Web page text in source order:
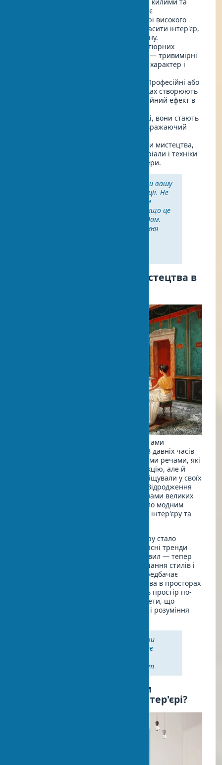
гобелени, створені вручну, також є
текстильними елементами в декорі високого
рівня. Вони можуть чудово прикрасити інтер'єр,
повністю виправдовуючи свою ціну.
: Від мініатюрних
статуеток до об'ємних арт-об'єктів — тривимірні
художні форми додають простору характер і
: Професійні або
особисті фотографії в гарних рамках створюють
не тільки естетичний, але й емоційний ефект в
: Об'ємні або плоскі, вони стають
яскравим акцентом і створюють вражаючий
: Сучасні форми мистецтва,
які можуть об'єднувати різні матеріали і техніки
для створення унікальної атмосфери.
"Мистецтво має відображати вашу
особистість і викликати емоції. Не
бійтеся вибирати те, що вам
дійсно подобається, навіть якщо це
не відповідає останнім трендам.
Ваш будинок — це відображення
Історія використання мистецтва в
Традиція прикрашати житла предметами
мистецтва має багатовікову історію. З давніх часів
люди прагнули оточувати себе гарними речами, які
не тільки виконували практичну функцію, але й
радували око. Античні римляни розміщували у своїх
будинках мозаїки та фрески, в епоху Відродження
багаті будинки прикрашалися полотнами великих
майстрів, а в вікторіанську епоху стало модним
колекціонувати антикварні предмети інтер'єру та
Сьогодні мистецтво в дизайні інтер'єру стало
доступнішим і різноманітнішим. Сучасні тренди
арт-декору відходять від суворих правил — тепер
цінується індивідуальний підхід, змішання стилів і
епох. Арт-лофт стиль, наприклад, передбачає
розміщення сучасних творів мистецтва в просторах
з індустріальним шармом. Що робить простір по-
справжньому вашим, якщо не предмети, що
відображають вашу індивідуальність і розуміння
"Мистецтво — це не те, що ви
бачите, а те, що ви змушуєте
відомий художник-імпресіоніст
Як правильно розмістити
предмети мистецтва в інтер'єрі?